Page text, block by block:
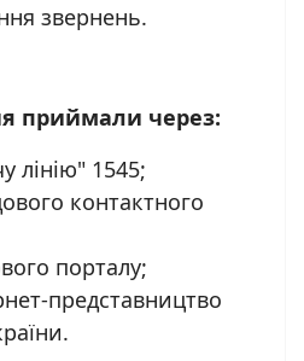
звернень.
приймали через:
лінію" 1545;
контактного
порталу;
представництво